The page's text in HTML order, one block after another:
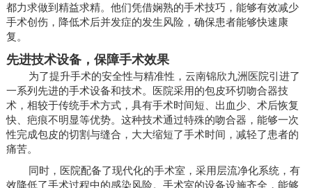
都力求做到精益求精。他们凭借娴熟的手术技巧，能够有效减少
手术创伤，降低术后并发症的发生风险，确保患者能够快速康
复。
先进技术设备，保障手术效果
为了提升手术的安全性与精准性，云南锦欣九洲医院引进了
一系列先进的手术设备和技术。医院采用的包皮环切吻合器技
术，相较于传统手术方式，具有手术时间短、出血少、术后恢复
快、疤痕不明显等优势。这种技术通过特殊的吻合器，能够一次
性完成包皮的切割与缝合，大大缩短了手术时间，减轻了患者的
痛苦。
同时，医院配备了现代化的手术室，采用层流净化系统，有
效降低了手术过程中的感染风险。手术室的设备设施齐全，能够